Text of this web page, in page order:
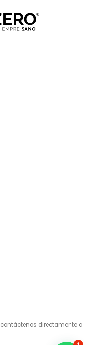
directamente a